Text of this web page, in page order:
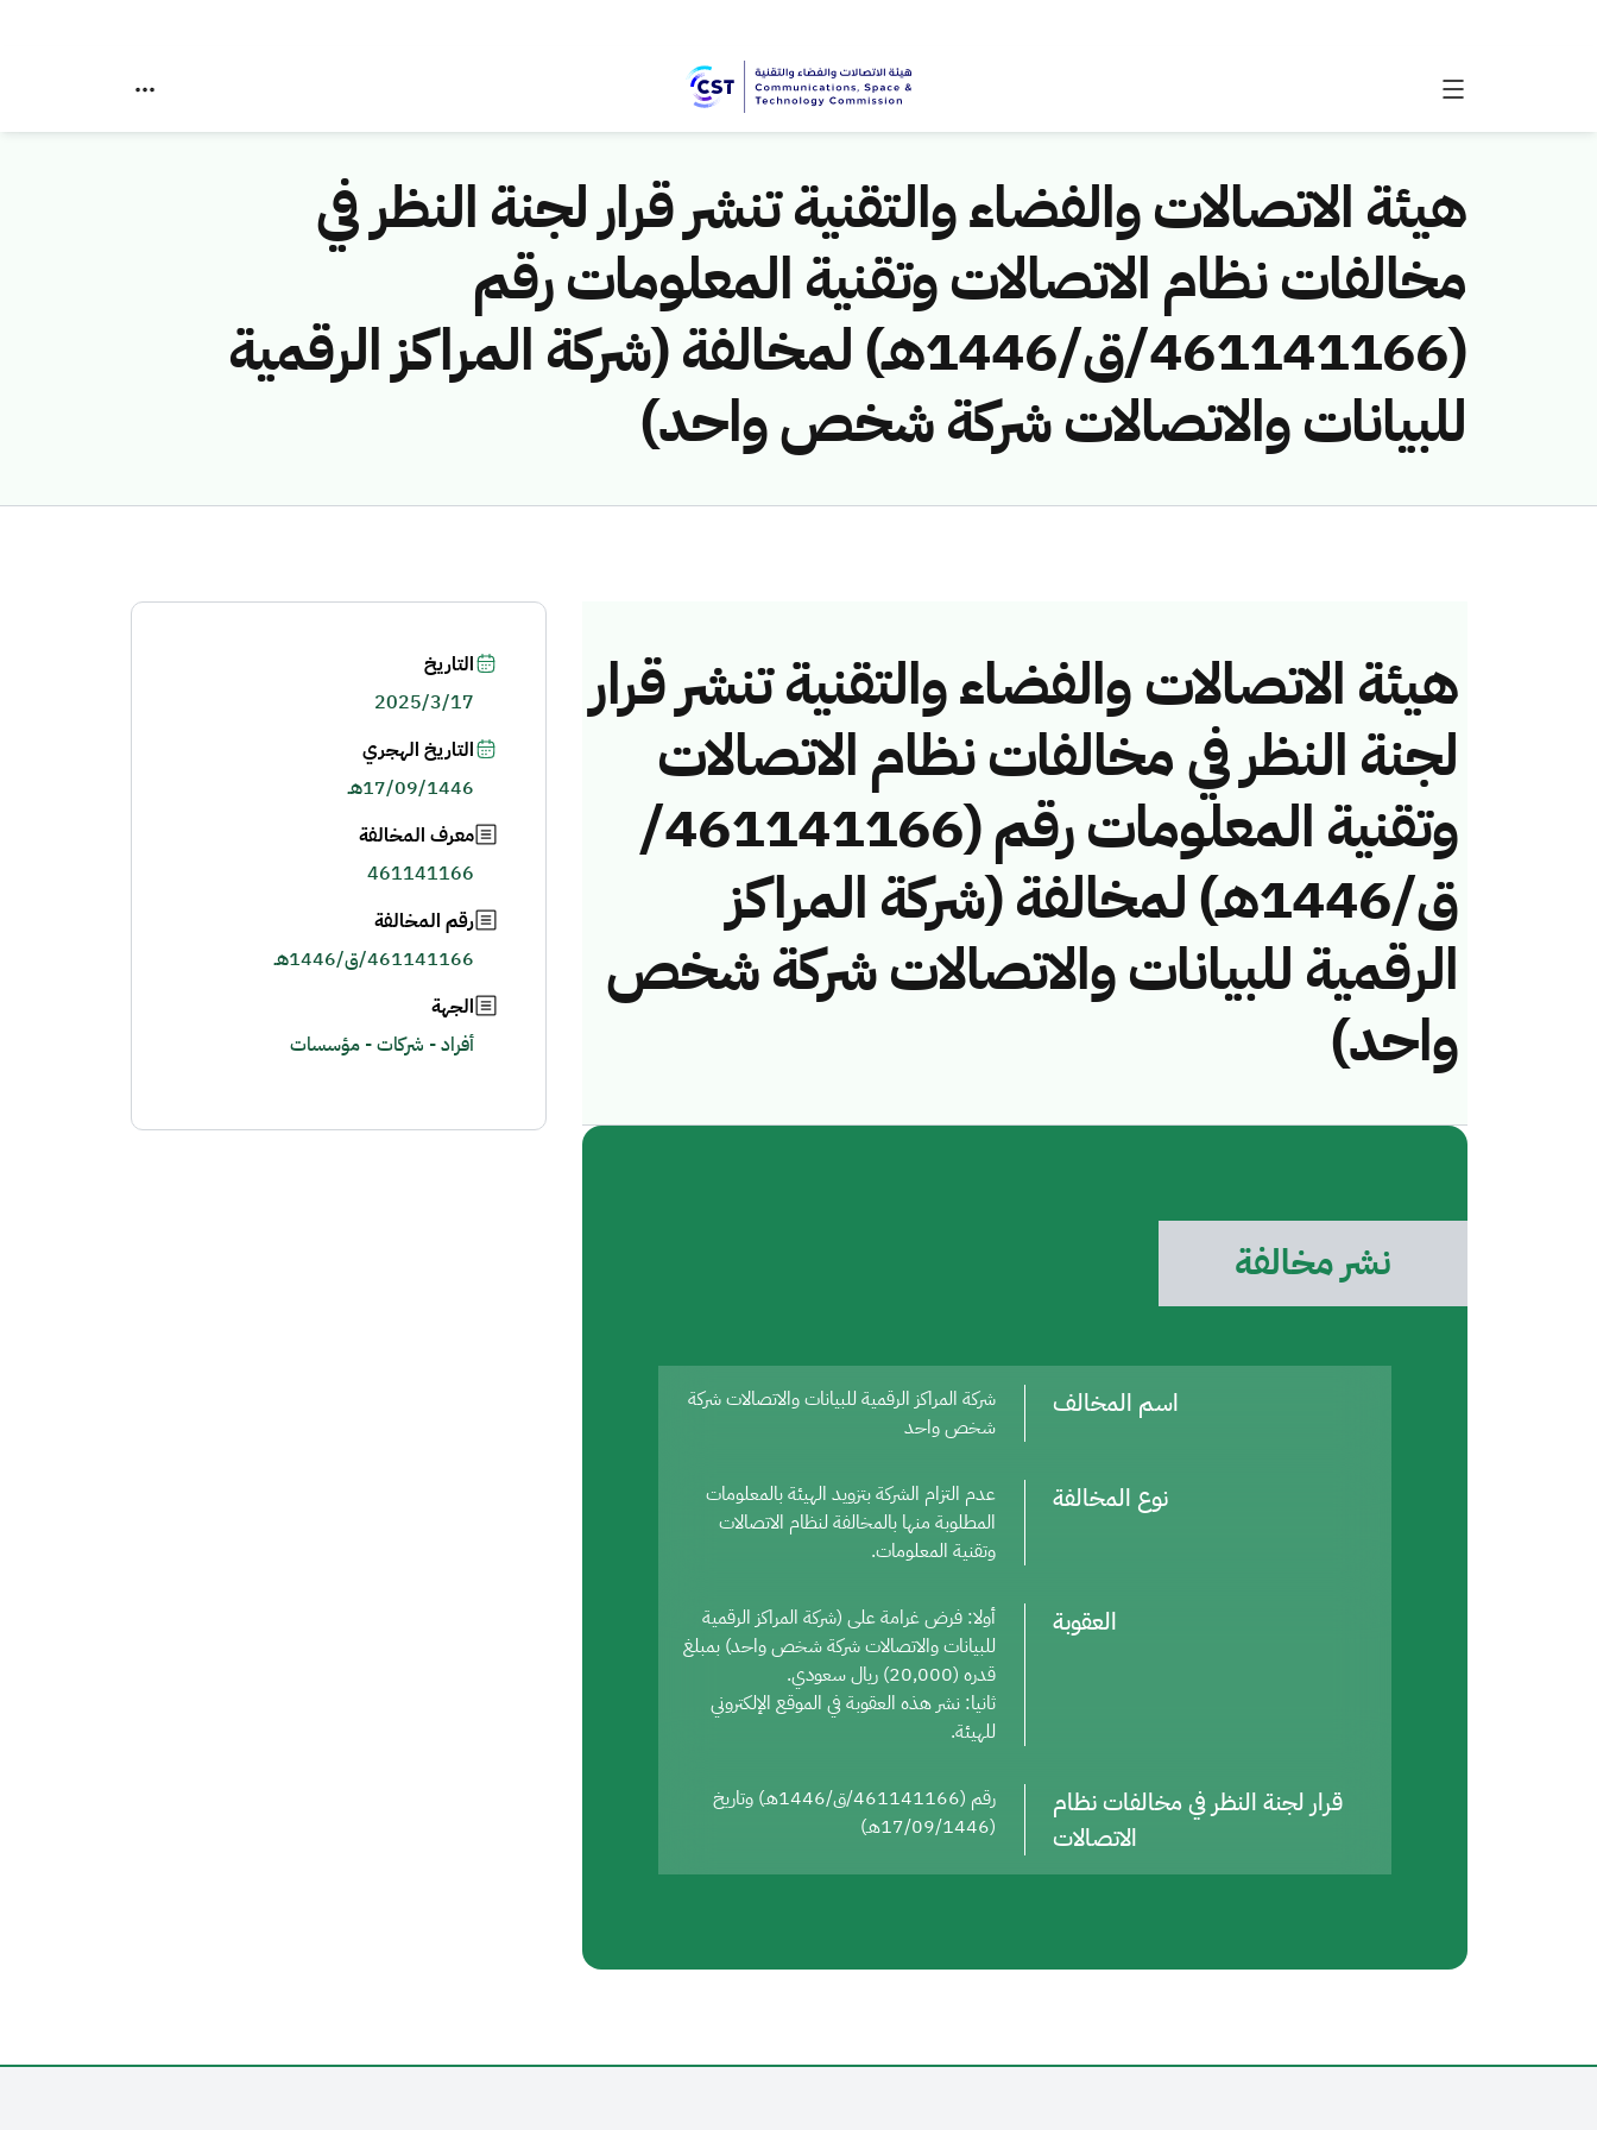
هيئة الاتصالات والفضاء والتقنية تنشر قرار لجنة النظر في
مخالفات نظام الاتصالات وتقنية المعلومات رقم
(461141166/ق/1446هـ) لمخالفة (شركة المراكز الرقمية
للبيانات والاتصالات شركة شخص واحد)
هيئة الاتصالات والفضاء والتقنية تنشر قرار
لجنة النظر في مخالفات نظام الاتصالات
وتقنية المعلومات رقم (461141166/
ق/1446هـ) لمخالفة (شركة المراكز
الرقمية للبيانات والاتصالات شركة شخص
واحد)
نشر مخالفة
اسم المخالف
شركة المراكز الرقمية للبيانات والاتصالات شركة
شخص واحد
نوع المخالفة
عدم التزام الشركة بتزويد الهيئة بالمعلومات
المطلوبة منها بالمخالفة لنظام الاتصالات
وتقنية المعلومات.
العقوبة
أولا: فرض غرامة على (شركة المراكز الرقمية
للبيانات والاتصالات شركة شخص واحد) بمبلغ
قدره (20,000) ريال سعودي.
ثانيا: نشر هذه العقوبة في الموقع الإلكتروني
للهيئة.
قرار لجنة النظر في مخالفات نظام
الاتصالات
رقم (461141166/ق/1446هـ) وتاريخ
(17/09/1446هـ)
التاريخ
2025/3/17
التاريخ الهجري
17/09/1446هـ
معرف المخالفة
461141166
رقم المخالفة
461141166/ق/1446هـ
الجهة
أفراد - شركات - مؤسسات